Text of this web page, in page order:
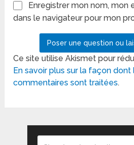
Enregistrer mon nom, mon
dans le navigateur pour mon
Ce site utilise Akismet pour
En savoir plus sur la façon
commentaires sont traitées.